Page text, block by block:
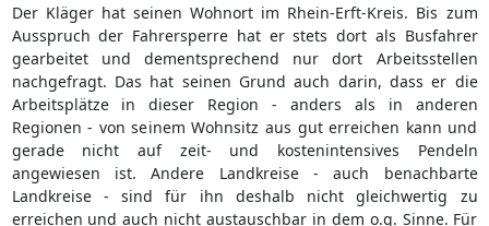
Der Kläger hat seinen Wohnort im Rhein-Erft-Kreis. Bis zum
Ausspruch der Fahrersperre hat er stets dort als Busfahrer
gearbeitet und dementsprechend nur dort Arbeitsstellen
nachgefragt. Das hat seinen Grund auch darin, dass er die
Arbeitsplätze in dieser Region - anders als in anderen
Regionen - von seinem Wohnsitz aus gut erreichen kann und
gerade nicht auf zeit- und kostenintensives Pendeln
angewiesen ist. Andere Landkreise - auch benachbarte
Landkreise - sind für ihn deshalb nicht gleichwertig zu
erreichen und auch nicht austauschbar in dem o.g. Sinne. Für